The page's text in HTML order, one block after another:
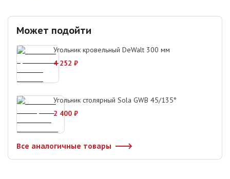
Может подойти
Угольник кровельный DeWalt 300 мм
4 252 ₽
Угольник столярный Sola GWB 45/135°
2 400 ₽
Все аналогичные товары